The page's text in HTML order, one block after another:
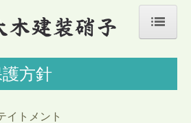
方針
イトメント